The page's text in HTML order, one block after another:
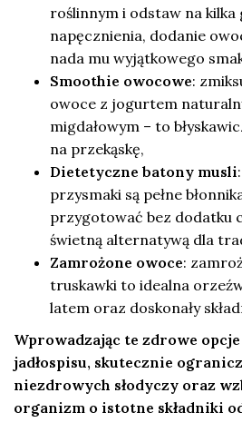
roślinnym i odstaw na kilka
napęcznienia, dodanie
nada mu wyjątkowego
Smoothie owocowe:
owoce z jogurtem
migdałowym – to
na przekąskę,
Dietetyczne batony musli
przysmaki są pełne
przygotować bez dodatku
świetną alternatywą dla
Zamrożone owoce:
truskawki to idealna
latem oraz doskonały
Wprowadzając te zdrowe
jadłospisu, skutecznie
niezdrowych słodyczy oraz
organizm o istotne składniki